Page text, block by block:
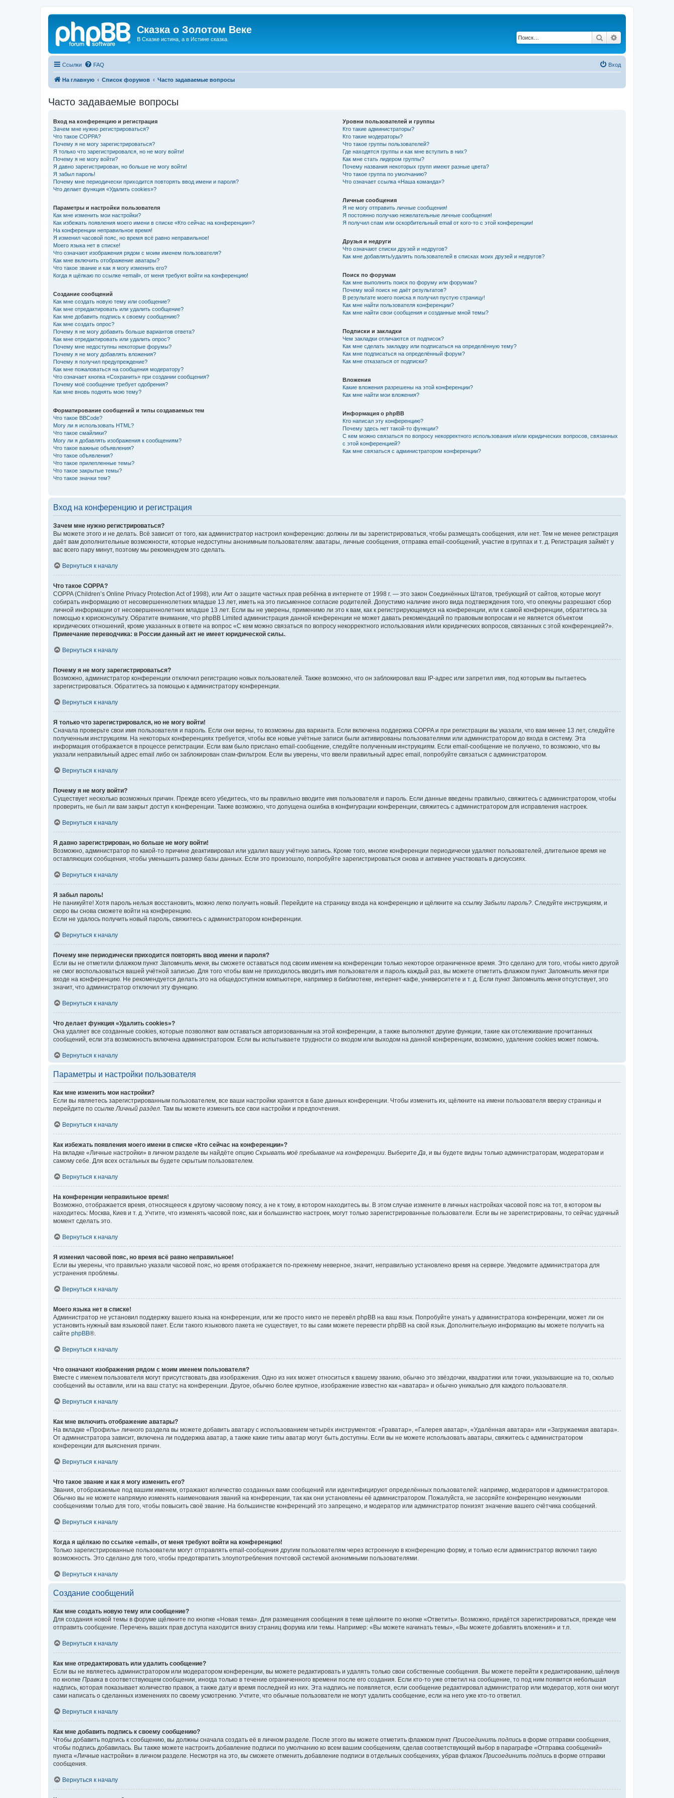
Сказка о Золотом Веке
В Сказке истина, а в Истине сказка. Поиск
Ссылки FAQ Вход
На главную Список форумов Часто задаваемые вопросы
Часто задаваемые вопросы
Вход на конференцию и регистрация
Зачем мне нужно регистрироваться?
Что такое COPPA?
Почему я не могу зарегистрироваться?
Я только что зарегистрировался, но не могу войти!
Почему я не могу войти?
Я давно зарегистрирован, но больше не могу войти!
Я забыл пароль!
Почему мне периодически приходится повторять ввод имени и пароля?
Что делает функция «Удалить cookies»?
Параметры и настройки пользователя
Как мне изменить мои настройки?
Как избежать появления моего имени в списке «Кто сейчас на конференции»?
На конференции неправильное время!
Я изменил часовой пояс, но время всё равно неправильное!
Моего языка нет в списке!
Что означают изображения рядом с моим именем пользователя?
Как мне включить отображение аватары?
Что такое звание и как я могу изменить его?
Когда я щёлкаю по ссылке «email», от меня требуют войти на конференцию!
Создание сообщений
Как мне создать новую тему или сообщение?
Как мне отредактировать или удалить сообщение?
Как мне добавить подпись к своему сообщению?
Как мне создать опрос?
Почему я не могу добавить больше вариантов ответа?
Как мне отредактировать или удалить опрос?
Почему мне недоступны некоторые форумы?
Почему я не могу добавлять вложения?
Почему я получил предупреждение?
Как мне пожаловаться на сообщения модератору?
Что означает кнопка «Сохранить» при создании сообщения?
Почему моё сообщение требует одобрения?
Как мне вновь поднять мою тему?
Форматирование сообщений и типы создаваемых тем
Что такое BBCode?
Могу ли я использовать HTML?
Что такое смайлики?
Могу ли я добавлять изображения к сообщениям?
Что такое важные объявления?
Что такое объявления?
Что такое прилепленные темы?
Что такое закрытые темы?
Что такое значки тем?
Уровни пользователей и группы
Кто такие администраторы?
Кто такие модераторы?
Что такое группы пользователей?
Где находятся группы и как мне вступить в них?
Как мне стать лидером группы?
Почему названия некоторых групп имеют разные цвета?
Что такое группа по умолчанию?
Что означает ссылка «Наша команда»?
Личные сообщения
Я не могу отправить личные сообщения!
Я постоянно получаю нежелательные личные сообщения!
Я получил спам или оскорбительный email от кого-то с этой конференции!
Друзья и недруги
Что означают списки друзей и недругов?
Как мне добавлять/удалять пользователей в списках моих друзей и недругов?
Поиск по форумам
Как мне выполнить поиск по форуму или форумам?
Почему мой поиск не даёт результатов?
В результате моего поиска я получил пустую страницу!
Как мне найти пользователя конференции?
Как мне найти свои сообщения и созданные мной темы?
Подписки и закладки
Чем закладки отличаются от подписок?
Как мне сделать закладку или подписаться на определённую тему?
Как мне подписаться на определённый форум?
Как мне отказаться от подписки?
Вложения
Какие вложения разрешены на этой конференции?
Как мне найти мои вложения?
Информация о phpBB
Кто написал эту конференцию?
Почему здесь нет такой-то функции?
С кем можно связаться по вопросу некорректного использования и/или юридических вопросов, связанных
с этой конференцией?
Как мне связаться с администратором конференции?
Вход на конференцию и регистрация
Зачем мне нужно регистрироваться?
Вы можете этого и не делать. Всё зависит от того, как администратор настроил конференцию: должны ли вы зарегистрироваться, чтобы размещать сообщения, или нет. Тем не менее регистрация
даёт вам дополнительные возможности, которые недоступны анонимным пользователям: аватары, личные сообщения, отправка email-сообщений, участие в группах и т. д. Регистрация займёт у
вас всего пару минут, поэтому мы рекомендуем это сделать.
Вернуться к началу
Что такое COPPA?
COPPA (Children’s Online Privacy Protection Act of 1998), или Акт о защите частных прав ребёнка в интернете от 1998 г. — это закон Соединённых Штатов, требующий от сайтов, которые могут
собирать информацию от несовершеннолетних младше 13 лет, иметь на это письменное согласие родителей. Допустимо наличие иного вида подтверждения того, что опекуны разрешают сбор
личной информации от несовершеннолетних младше 13 лет. Если вы не уверены, применимо ли это к вам, как к регистрирующемуся на конференции, или к самой конференции, обратитесь за
помощью к юрисконсульту. Обратите внимание, что phpBB Limited администрация данной конференции не может давать рекомендаций по правовым вопросам и не является объектом
юридических отношений, кроме указанных в ответе на вопрос «С кем можно связаться по вопросу некорректного использования и/или юридических вопросов, связанных с этой конференцией?».
Примечание переводчика: в России данный акт не имеет юридической силы.
Вернуться к началу
Почему я не могу зарегистрироваться?
Возможно, администратор конференции отключил регистрацию новых пользователей. Также возможно, что он заблокировал ваш IP-адрес или запретил имя, под которым вы пытаетесь
зарегистрироваться. Обратитесь за помощью к администратору конференции.
Вернуться к началу
Я только что зарегистрировался, но не могу войти!
Сначала проверьте свои имя пользователя и пароль. Если они верны, то возможны два варианта. Если включена поддержка COPPA и при регистрации вы указали, что вам менее 13 лет, следуйте
полученным инструкциям. На некоторых конференциях требуется, чтобы все новые учётные записи были активированы пользователями или администратором до входа в систему. Эта
информация отображается в процессе регистрации. Если вам было прислано email-сообщение, следуйте полученным инструкциям. Если email-сообщение не получено, то возможно, что вы
указали неправильный адрес email либо он заблокирован спам-фильтром. Если вы уверены, что ввели правильный адрес email, попробуйте связаться с администратором.
Вернуться к началу
Почему я не могу войти?
Существует несколько возможных причин. Прежде всего убедитесь, что вы правильно вводите имя пользователя и пароль. Если данные введены правильно, свяжитесь с администратором, чтобы
проверить, не был ли вам закрыт доступ к конференции. Также возможно, что допущена ошибка в конфигурации конференции, свяжитесь с администратором для исправления настроек.
Вернуться к началу
Я давно зарегистрирован, но больше не могу войти!
Возможно, администратор по какой-то причине деактивировал или удалил вашу учётную запись. Кроме того, многие конференции периодически удаляют пользователей, длительное время не
оставляющих сообщения, чтобы уменьшить размер базы данных. Если это произошло, попробуйте зарегистрироваться снова и активнее участвовать в дискуссиях.
Вернуться к началу
Я забыл пароль!
Не паникуйте! Хотя пароль нельзя восстановить, можно легко получить новый. Перейдите на страницу входа на конференцию и щёлкните на ссылку Забыли пароль? . Следуйте инструкциям, и
скоро вы снова сможете войти на конференцию.
Если не удалось получить новый пароль, свяжитесь с администратором конференции.
Вернуться к началу
Почему мне периодически приходится повторять ввод имени и пароля?
Если вы не отметили флажком пункт Запомнить меня , вы сможете оставаться под своим именем на конференции только некоторое ограниченное время. Это сделано для того, чтобы никто другой
не смог воспользоваться вашей учётной записью. Для того чтобы вам не приходилось вводить имя пользователя и пароль каждый раз, вы можете отметить флажком пункт Запомнить меня при
входе на конференцию. Не рекомендуется делать это на общедоступном компьютере, например в библиотеке, интернет-кафе, университете и т. д. Если пункт Запомнить меня отсутствует, это
значит, что администратор отключил эту функцию.
Вернуться к началу
Что делает функция «Удалить cookies»?
Она удаляет все созданные cookies, которые позволяют вам оставаться авторизованным на этой конференции, а также выполняют другие функции, такие как отслеживание прочитанных
сообщений, если эта возможность включена администратором. Если вы испытываете трудности со входом или выходом на данной конференции, возможно, удаление cookies может помочь.
Вернуться к началу
Параметры и настройки пользователя
Как мне изменить мои настройки?
Если вы являетесь зарегистрированным пользователем, все ваши настройки хранятся в базе данных конференции. Чтобы изменить их, щёлкните на имени пользователя вверху страницы и
перейдите по ссылке Личный раздел . Там вы можете изменить все свои настройки и предпочтения.
Вернуться к началу
Как избежать появления моего имени в списке «Кто сейчас на конференции»?
На вкладке «Личные настройки» в личном разделе вы найдёте опцию Скрывать моё пребывание на конференции . Выберите Да , и вы будете видны только администраторам, модераторам и
самому себе. Для всех остальных вы будете скрытым пользователем.
Вернуться к началу
На конференции неправильное время!
Возможно, отображается время, относящееся к другому часовому поясу, а не к тому, в котором находитесь вы. В этом случае измените в личных настройках часовой пояс на тот, в котором вы
находитесь: Москва, Киев и т. д. Учтите, что изменять часовой пояс, как и большинство настроек, могут только зарегистрированные пользователи. Если вы не зарегистрированы, то сейчас удачный
момент сделать это.
Вернуться к началу
Я изменил часовой пояс, но время всё равно неправильное!
Если вы уверены, что правильно указали часовой пояс, но время отображается по-прежнему неверное, значит, неправильно установлено время на сервере. Уведомите администратора для
устранения проблемы.
Вернуться к началу
Моего языка нет в списке!
Администратор не установил поддержку вашего языка на конференции, или же просто никто не перевёл phpBB на ваш язык. Попробуйте узнать у администратора конференции, может ли он
установить нужный вам языковой пакет. Если такого языкового пакета не существует, то вы сами можете перевести phpBB на свой язык. Дополнительную информацию вы можете получить на
сайте phpBB®.
Вернуться к началу
Что означают изображения рядом с моим именем пользователя?
Вместе с именем пользователя могут присутствовать два изображения. Одно из них может относиться к вашему званию, обычно это звёздочки, квадратики или точки, указывающие на то, сколько
сообщений вы оставили, или на ваш статус на конференции. Другое, обычно более крупное, изображение известно как «аватара» и обычно уникально для каждого пользователя.
Вернуться к началу
Как мне включить отображение аватары?
На вкладке «Профиль» личного раздела вы можете добавить аватару с использованием четырёх инструментов: «Граватар», «Галерея аватар», «Удалённая аватара» или «Загружаемая аватара».
От администратора зависит, включена ли поддержка аватар, а также какие типы аватар могут быть доступны. Если вы не можете использовать аватары, свяжитесь с администратором
конференции для выяснения причин.
Вернуться к началу
Что такое звание и как я могу изменить его?
Звания, отображаемые под вашим именем, отражают количество созданных вами сообщений или идентифицируют определённых пользователей: например, модераторов и администраторов.
Обычно вы не можете напрямую изменять наименования званий на конференции, так как они установлены её администратором. Пожалуйста, не засоряйте конференцию ненужными
сообщениями только для того, чтобы повысить своё звание. На большинстве конференций это запрещено, и модератор или администратор понизят значение вашего счётчика сообщений.
Вернуться к началу
Когда я щёлкаю по ссылке «email», от меня требуют войти на конференцию!
Только зарегистрированные пользователи могут отправлять email-сообщения другим пользователям через встроенную в конференцию форму, и только если администратор включил такую
возможность. Это сделано для того, чтобы предотвратить злоупотребления почтовой системой анонимными пользователями.
Вернуться к началу
Создание сообщений
Как мне создать новую тему или сообщение?
Для создания новой темы в форуме щёлкните по кнопке «Новая тема». Для размещения сообщения в теме щёлкните по кнопке «Ответить». Возможно, придётся зарегистрироваться, прежде чем
отправить сообщение. Перечень ваших прав доступа находится внизу страниц форума или темы. Например: «Вы можете начинать темы», «Вы можете добавлять вложения» и т.п.
Вернуться к началу
Как мне отредактировать или удалить сообщение?
Если вы не являетесь администратором или модератором конференции, вы можете редактировать и удалять только свои собственные сообщения. Вы можете перейти к редактированию, щёлкнув
по кнопке Правка в соответствующем сообщении, иногда только в течение ограниченного времени после его создания. Если кто-то уже ответил на сообщение, то под ним появится небольшая
надпись, которая показывает количество правок, а также дату и время последней из них. Эта надпись не появляется, если сообщение редактировал администратор или модератор, хотя они могут
сами написать о сделанных изменениях по своему усмотрению. Учтите, что обычные пользователи не могут удалить сообщение, если на него уже кто-то ответил.
Вернуться к началу
Как мне добавить подпись к своему сообщению?
Чтобы добавить подпись к сообщению, вы должны сначала создать её в личном разделе. После этого вы можете отметить флажком пункт Присоединить подпись в форме отправки сообщения,
чтобы подпись добавилась. Вы также можете настроить добавление подписи по умолчанию ко всем вашим сообщениям, сделав соответствующий выбор в параграфе «Отправка сообщений»
пункта «Личные настройки» в личном разделе. Несмотря на это, вы сможете отменить добавление подписи в отдельных сообщениях, убрав флажок Присоединить подпись в форме отправки
сообщения.
Вернуться к началу